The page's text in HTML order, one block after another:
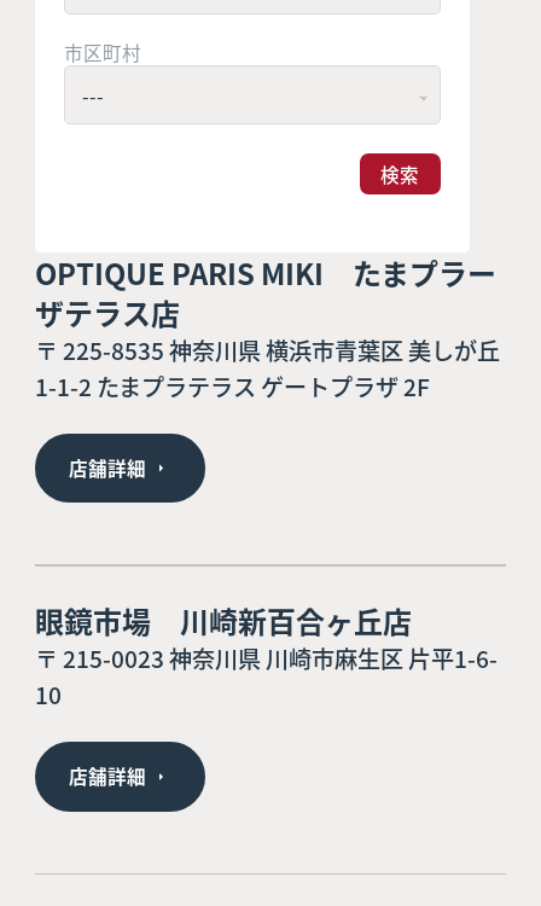
市区町村
検索
OPTIQUE PARIS MIKI たまプラー
ザテラス店
〒 225-8535 神奈川県 横浜市青葉区 美しが丘
1-1-2 たまプラテラス ゲートプラザ 2F
店舗詳細
眼鏡市場 川崎新百合ヶ丘店
〒 215-0023 神奈川県 川崎市麻生区 片平1-6-
10
店舗詳細